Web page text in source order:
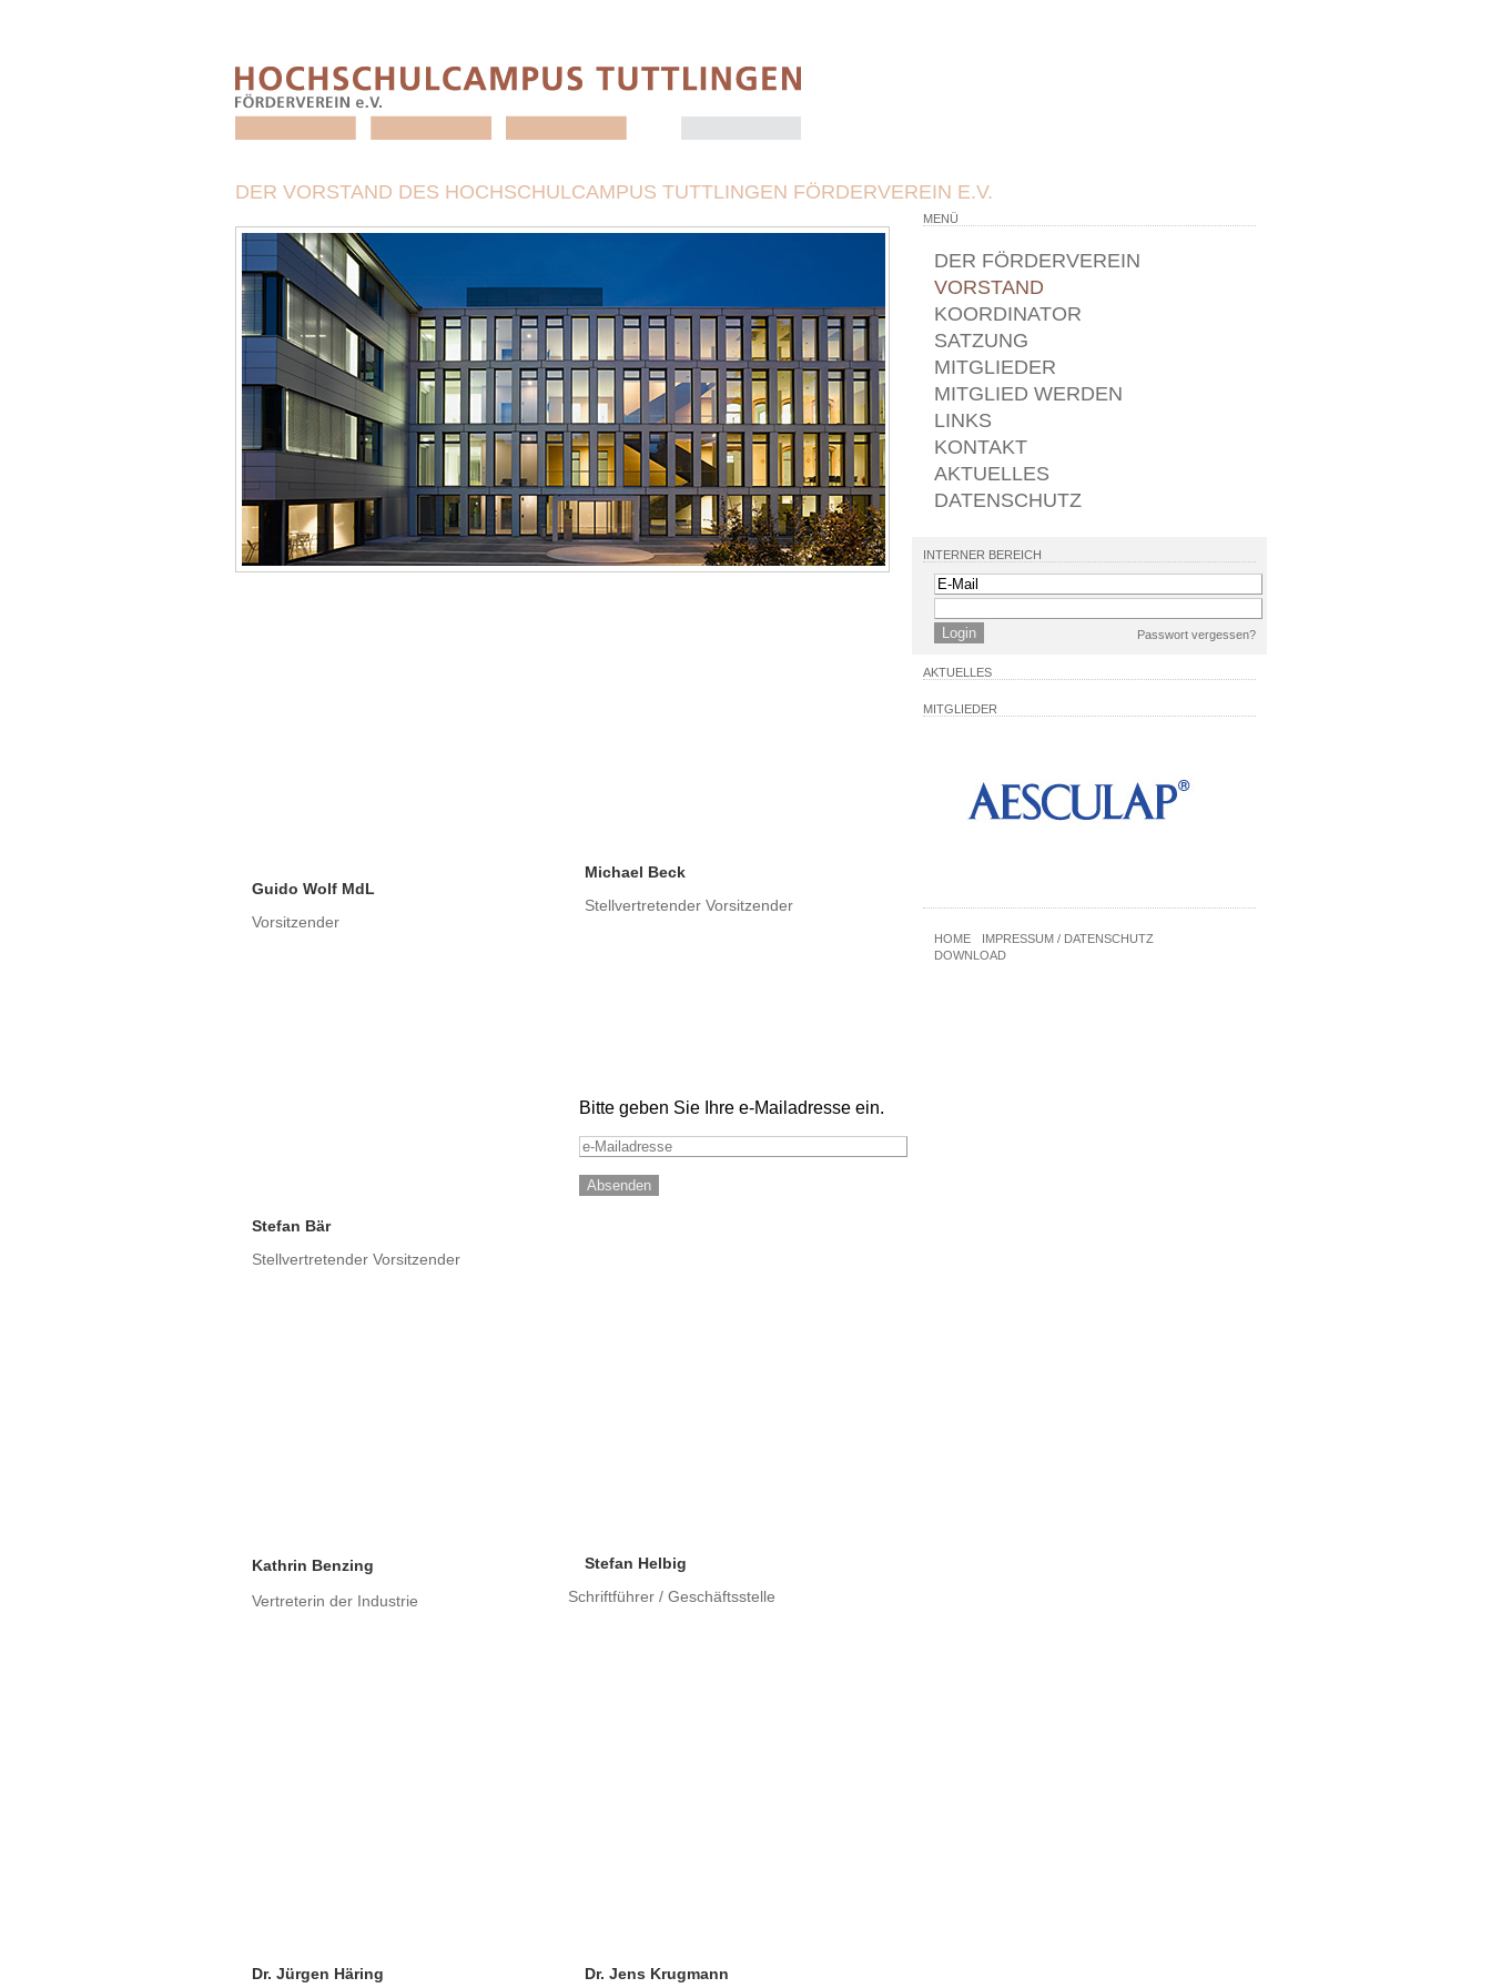
Bitte geben Sie Ihre e-Mailadresse ein.
MENÜ
DER FÖRDERVEREIN
VORSTAND
KOORDINATOR
SATZUNG
MITGLIEDER
MITGLIED WERDEN
LINKS
KONTAKT
AKTUELLES
DATENSCHUTZ
INTERNER BEREICH
Passwort vergessen?
AKTUELLES
MITGLIEDER
HOME
IMPRESSUM / DATENSCHUTZ
DOWNLOAD
DER VORSTAND DES HOCHSCHULCAMPUS TUTTLINGEN FÖRDERVEREIN E.V.
Guido Wolf MdL
Vorsitzender
Michael Beck
Stellvertretender Vorsitzender
Stefan Bär
Stellvertretender Vorsitzender
Kathrin Benzing
Vertreterin der Industrie
Stefan Helbig
Schriftführer / Geschäftsstelle
Dr. Jürgen Häring Dr. Jens Krugmann